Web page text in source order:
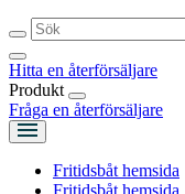
Hitta en återförsäljare
Produkt
Fråga en återförsäljare
Fritidsbåt hemsida
Fritidsbåt hemsida